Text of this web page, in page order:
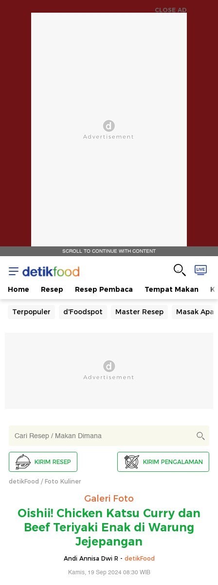
CLOSE AD
SCROLL TO CONTINUE WITH CONTENT
Home Resep Resep Pembaca Tempat Makan
Terpopuler d'Foodspot Master Resep Masak Apa
KIRIM RESEP KIRIM PENGALAMAN
detikFood Foto Kuliner
Galeri Foto
Oishii! Chicken Katsu Curry dan
Beef Teriyaki Enak di Warung
Jejepangan
Andi Annisa Dwi R - detikFood
Kamis, 19 Sep 2024 08:30 WIB